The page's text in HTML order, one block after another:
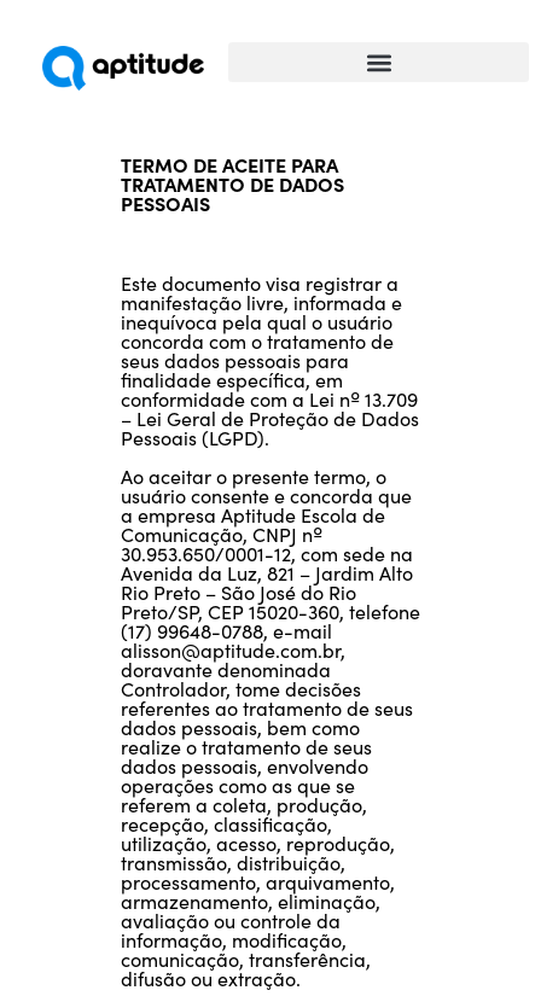
TERMO DE ACEITE PARA
TRATAMENTO DE DADOS
PESSOAIS
Este documento visa registrar a
manifestação livre, informada e
inequívoca pela qual o usuário
concorda com o tratamento de
seus dados pessoais para
finalidade específica, em
conformidade com a Lei nº 13.709
– Lei Geral de Proteção de Dados
Pessoais (LGPD).
Ao aceitar o presente termo, o
usuário consente e concorda que
a empresa Aptitude Escola de
Comunicação, CNPJ nº
30.953.650/0001-12, com sede na
Avenida da Luz, 821 – Jardim Alto
Rio Preto – São José do Rio
Preto/SP, CEP 15020-360, telefone
(17) 99648-0788, e-mail
alisson@aptitude.com.br,
doravante denominada
Controlador, tome decisões
referentes ao tratamento de seus
dados pessoais, bem como
realize o tratamento de seus
dados pessoais, envolvendo
operações como as que se
referem a coleta, produção,
recepção, classificação,
utilização, acesso, reprodução,
transmissão, distribuição,
processamento, arquivamento,
armazenamento, eliminação,
avaliação ou controle da
informação, modificação,
comunicação, transferência,
difusão ou extração.